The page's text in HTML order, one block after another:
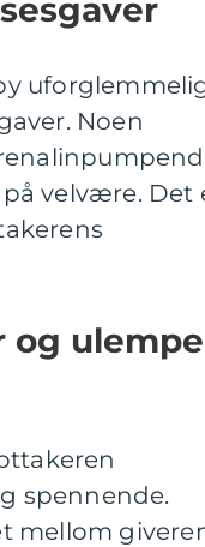
Noen
velvære. Det
og
spennende.
mellom